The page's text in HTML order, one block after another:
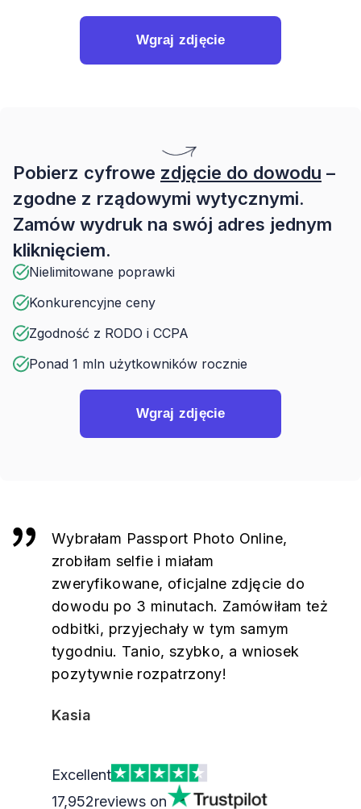
Wgraj zdjęcie
Pobierz cyfrowe zdjęcie do dowodu –
zgodne z rządowymi wytycznymi.
Zamów wydruk na swój adres jednym
kliknięciem.
Nielimitowane poprawki
Konkurencyjne ceny
Zgodność z RODO i CCPA
Ponad 1 mln użytkowników rocznie
Wgraj zdjęcie
Wybrałam Passport Photo Online,
zrobiłam selfie i miałam
zweryfikowane, oficjalne zdjęcie do
dowodu po 3 minutach. Zamówiłam też
odbitki, przyjechały w tym samym
tygodniu. Tanio, szybko, a wniosek
pozytywnie rozpatrzony!
Kasia
Excellent
17,952reviews on